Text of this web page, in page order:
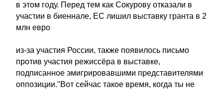
в этом году. Перед тем как Сокурову отказали в
участии в биеннале, ЕС лишил выставку гранта в 2
млн евро
из-за участия России, также появилось письмо
против участия режиссёра в выставке,
подписанное эмигрировавшими представителями
оппозиции."Вот сейчас такое время, когда ты не